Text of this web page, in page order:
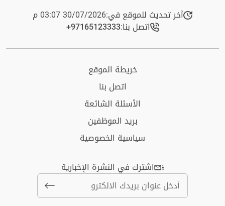
آخر تحديث للموقع في:30/07/2026 03:07 م
اتصل بنا:+97165123333​
خريطة الموقع
اتصل بنا
الأسئلة الشائعة
بريد الموظفين
سياسية الخصوصية
اشترك في النشرة الإخبارية